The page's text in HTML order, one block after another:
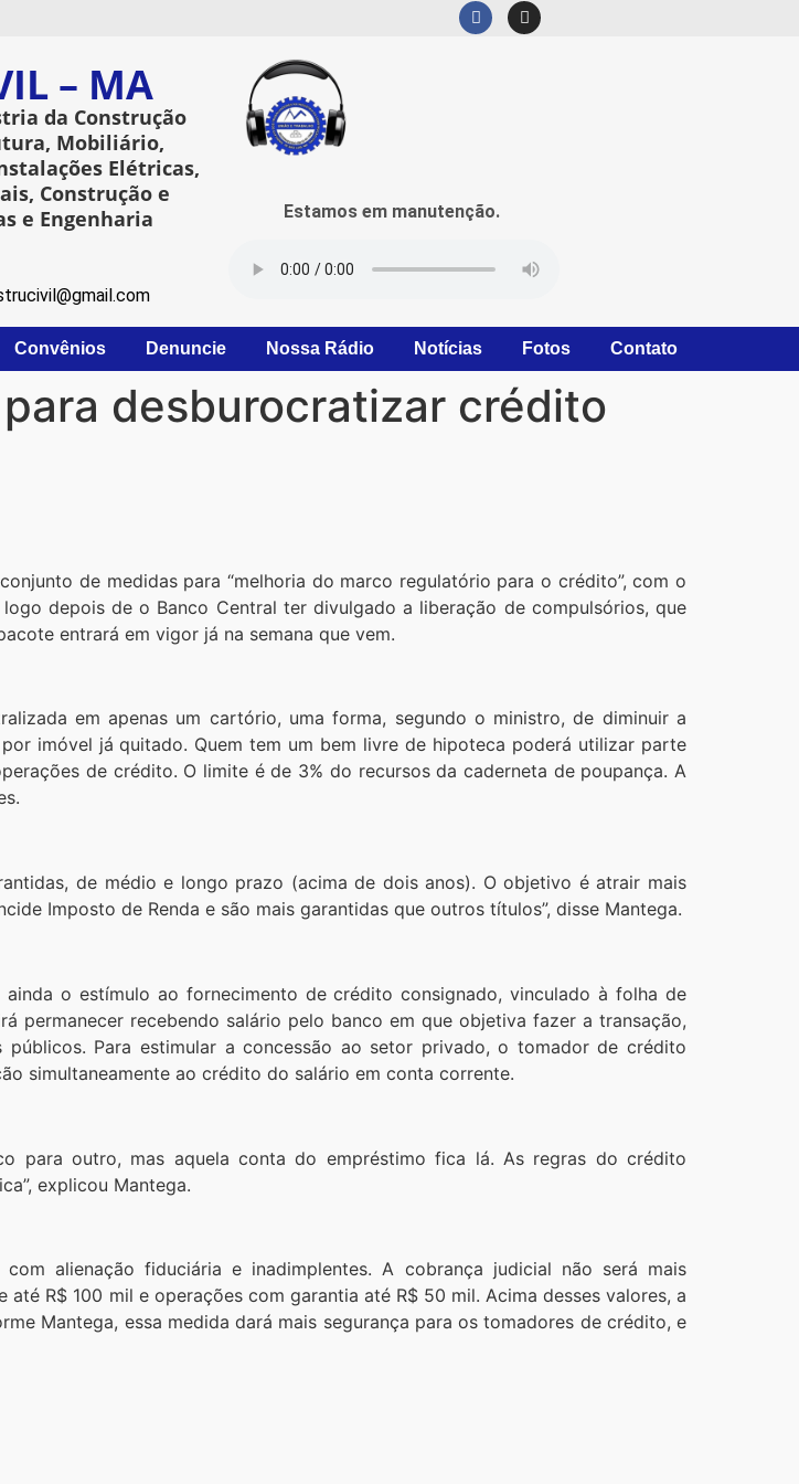
– MA
da Construção
Mobiliário,
Elétricas,
Construção e
e Engenharia
Estamos em manutenção.
Convênios Denuncie Nossa Rádio Notícias Fotos Contato
desburocratizar crédito
de medidas para “melhoria do marco regulatório para o crédito”, com o
depois de o Banco Central ter divulgado a liberação de compulsórios, que
entrará em vigor já na semana que vem.
em apenas um cartório, uma forma, segundo o ministro, de diminuir a
imóvel já quitado. Quem tem um bem livre de hipoteca poderá utilizar parte
de crédito. O limite é de 3% do recursos da caderneta de poupança. A
de médio e longo prazo (acima de dois anos). O objetivo é atrair mais
Imposto de Renda e são mais garantidas que outros títulos”, disse Mantega.
o estímulo ao fornecimento de crédito consignado, vinculado à folha de
permanecer recebendo salário pelo banco em que objetiva fazer a transação,
Para estimular a concessão ao setor privado, o tomador de crédito
simultaneamente ao crédito do salário em conta corrente.
para outro, mas aquela conta do empréstimo fica lá. As regras do crédito
explicou Mantega.
alienação fiduciária e inadimplentes. A cobrança judicial não será mais
R$ 100 mil e operações com garantia até R$ 50 mil. Acima desses valores, a
Mantega, essa medida dará mais segurança para os tomadores de crédito, e